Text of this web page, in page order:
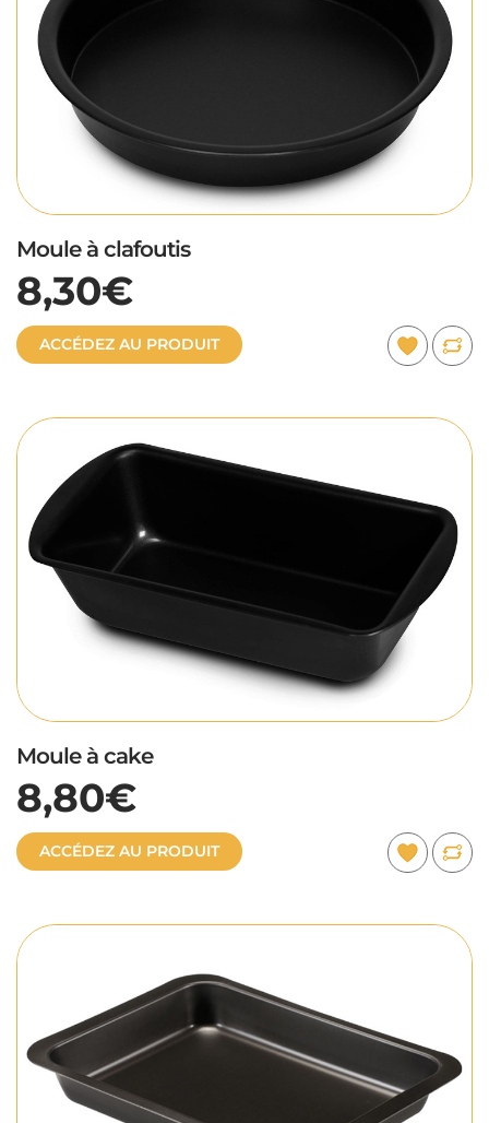
Moule à clafoutis
8,30€
ACCÉDEZ AU PRODUIT
Moule à cake
8,80€
ACCÉDEZ AU PRODUIT